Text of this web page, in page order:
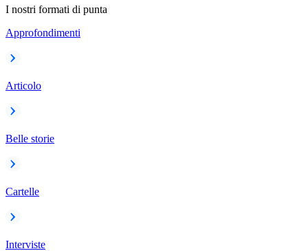
I nostri formati di punta
Approfondimenti
Articolo
Belle storie
Cartelle
Interviste